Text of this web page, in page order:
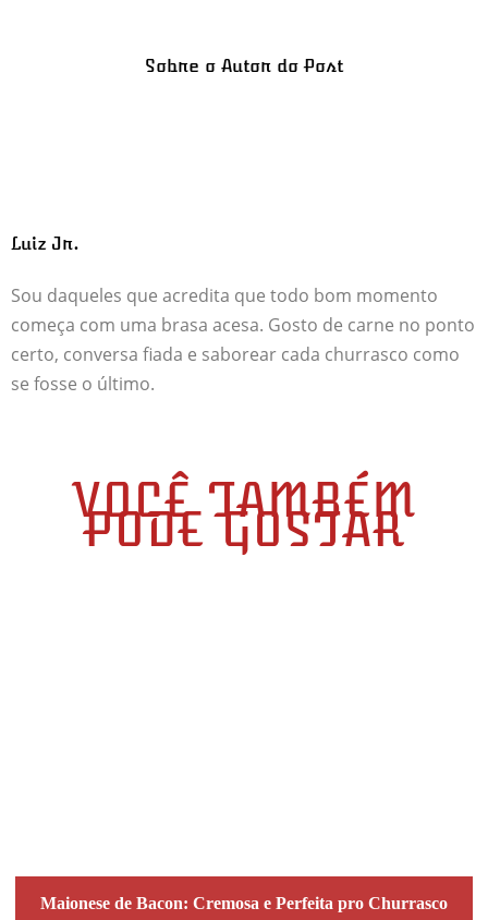
Sobre o Autor do Post
Luiz Jr.
Sou daqueles que acredita que todo bom momento
começa com uma brasa acesa. Gosto de carne no ponto
certo, conversa fiada e saborear cada churrasco como
se fosse o último.
VOCÊ TAMBÉM
PODE GOSTAR
Maionese de Bacon: Cremosa e Perfeita pro Churrasco